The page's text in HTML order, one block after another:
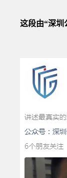
这段由“深圳